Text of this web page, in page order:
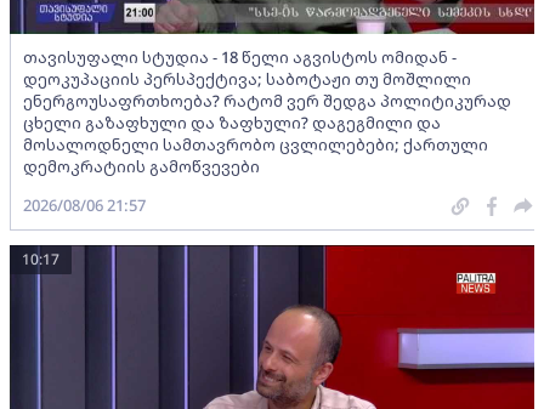
თავისუფალი სტუდია - 18 წელი აგვისტოს ომიდან -
დეოკუპაციის პერსპექტივა; საბოტაჟი თუ მოშლილი
ენერგოუსაფრთხოება? რატომ ვერ შედგა პოლიტიკურად
ცხელი გაზაფხული და ზაფხული? დაგეგმილი და
მოსალოდნელი სამთავრობო ცვლილებები; ქართული
დემოკრატიის გამოწვევები
2026/08/06 21:57
10:17